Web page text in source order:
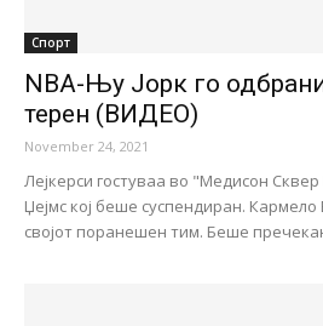
Спорт
NBA-Њу Јорк го
терен (ВИДЕО)
November 24, 2021
Лејкерси гостуваа во "Медисон
Џејмс кој беше суспендиран.
својот поранешен тим. Беше